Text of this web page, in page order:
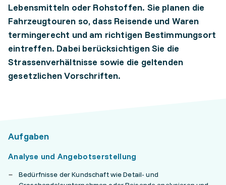
Lebensmitteln oder Rohstoffen. Sie planen die
Fahrzeugtouren so, dass Reisende und Waren
termingerecht und am richtigen Bestimmungsort
eintreffen. Dabei berücksichtigen Sie die
Strassenverhältnisse sowie die geltenden
gesetzlichen Vorschriften.
Aufgaben
Analyse und Angebotserstellung
Bedürfnisse der Kundschaft wie Detail- und